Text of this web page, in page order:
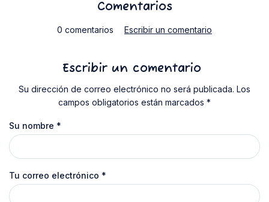
Comentarios
0 comentarios Escribir un comentario
Escribir un comentario
Su dirección de correo electrónico no será publicada. Los
campos obligatorios están marcados *
Su nombre *
Tu correo electrónico *